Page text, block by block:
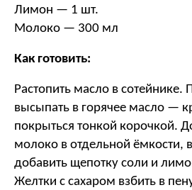
Лимон — 1 шт.
Молоко — 300 мл
Как готовить:
Растопить масло в сотейнике.
высыпать в горячее масло —
покрыться тонкой корочкой.
молоко в отдельной ёмкости,
добавить щепотку соли и
Желтки с сахаром взбить в